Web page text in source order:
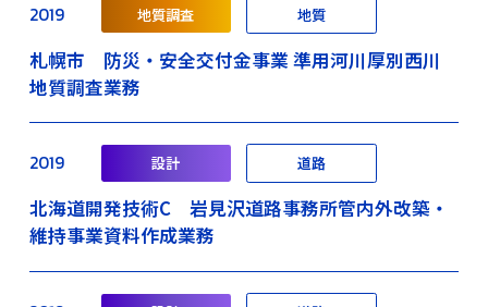
2019 地質調査 地質
札幌市 防災・安全交付金事業 準用河川厚別西川
地質調査業務
2019 設計 道路
北海道開発技術C 岩見沢道路事務所管内外改築・
維持事業資料作成業務